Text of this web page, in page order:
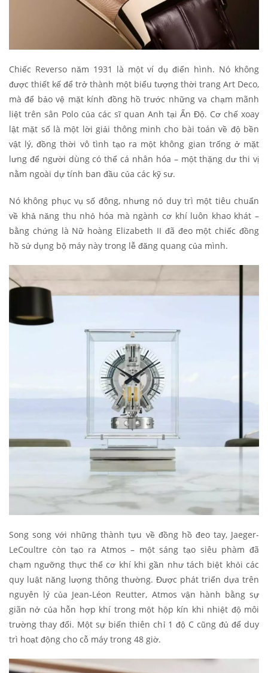
Chiếc Reverso năm 1931 là một ví dụ điển hình. Nó không
được thiết kế để trở thành một biểu tượng thời trang Art Deco,
mà để bảo vệ mặt kính đồng hồ trước những va chạm mãnh
liệt trên sân Polo của các sĩ quan Anh tại Ấn Độ. Cơ chế xoay
lật mặt số là một lời giải thông minh cho bài toán về độ bền
vật lý, đồng thời vô tình tạo ra một không gian trống ở mặt
lưng để người dùng có thể cá nhân hóa – một thặng dư thi vị
nằm ngoài dự tính ban đầu của các kỹ sư.
Nó không phục vụ số đông, nhưng nó duy trì một tiêu chuẩn
về khả năng thu nhỏ hóa mà ngành cơ khí luôn khao khát –
bằng chứng là Nữ hoàng Elizabeth II đã đeo một chiếc đồng
hồ sử dụng bộ máy này trong lễ đăng quang của mình.
Song song với những thành tựu về đồng hồ đeo tay, Jaeger-
LeCoultre còn tạo ra Atmos – một sáng tạo siêu phàm đã
chạm ngưỡng thực thể cơ khí khi gần như tách biệt khỏi các
quy luật năng lượng thông thường. Được phát triển dựa trên
nguyên lý của Jean-Léon Reutter, Atmos vận hành bằng sự
giãn nở của hỗn hợp khí trong một hộp kín khi nhiệt độ môi
trường thay đổi. Một sự biến thiên chỉ 1 độ C cũng đủ để duy
trì hoạt động cho cỗ máy trong 48 giờ.